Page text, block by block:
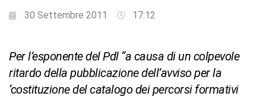
30 Settembre 2011 17:12
Per l’esponente del Pdl “a causa di un colpevole
ritardo della pubblicazione dell’avviso per la
‘costituzione del catalogo dei percorsi formativi